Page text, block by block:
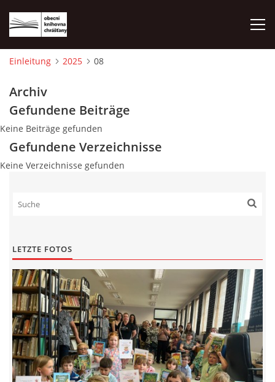
FOTOALBUM
© 2026 eStránky.cz Aktualisiert: 1. 8. 2026
Einleitung 2025 08
Archiv
Gefundene Beiträge
Keine Beiträge gefunden
Gefundene Verzeichnisse
Keine Verzeichnisse gefunden
LETZTE FOTOS